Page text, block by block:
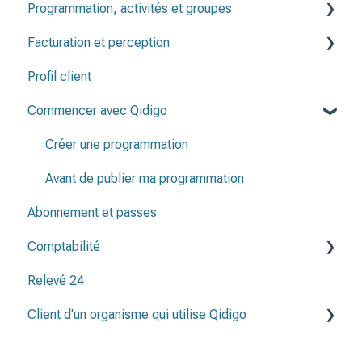
Programmation, activités et groupes
Programmation
Groupes
Activités
Périodes d'inscription
Listes de présence
Facturation et perception
Factures
Note de crédit & remboursement
Profil client
Commencer avec Qidigo
Créer une programmation
Avant de publier ma programmation
Abonnement et passes
Comptabilité
Méthodes de paiement
Plan comptable
Relevé 24
Client d'un organisme qui utilise Qidigo